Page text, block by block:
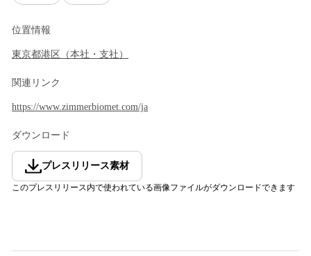
位置情報
東京都港区 （本社・支社 ）
関連リンク
https://www.zimmerbiomet.com/ja
ダウンロード
プレスリリース素材
このプレスリリース内で使われている画像ファイルがダウンロードできます